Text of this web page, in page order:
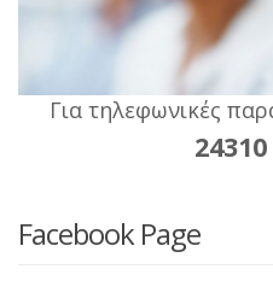
Για τηλεφωνικές
Facebook Page